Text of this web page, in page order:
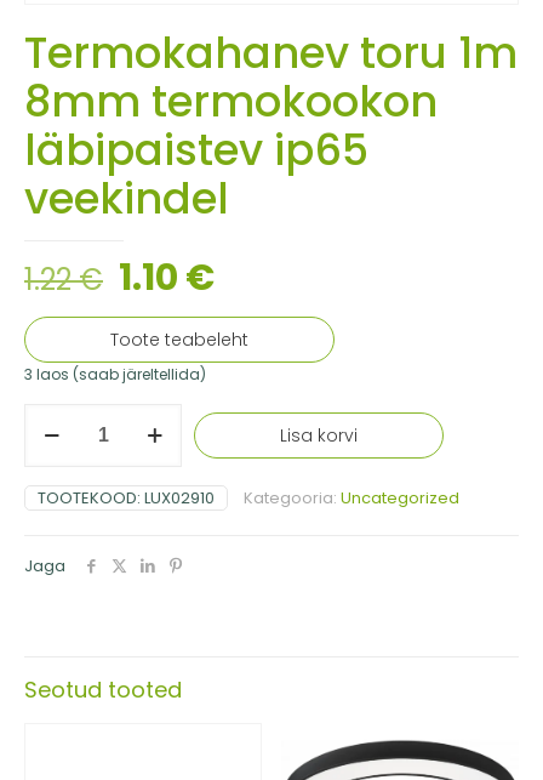
Termokahanev toru 1m
8mm termokookon
läbipaistev ip65
veekindel
1.22€ 1.10€
Toote teabeleht
3 laos (saab järeltellida)
toru
8mm
termokookon
veekindel
Lisa korvi
TOOTEKOOD: LUX02910 Kategooria: Uncategorized
Jaga
Seotud tooted